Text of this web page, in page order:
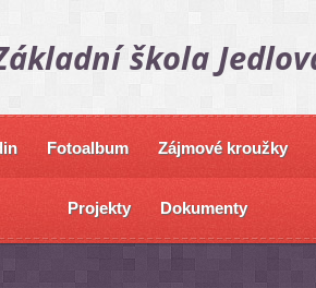
škola
Fotoalbum Zájmové kroužky
Projekty Dokumenty